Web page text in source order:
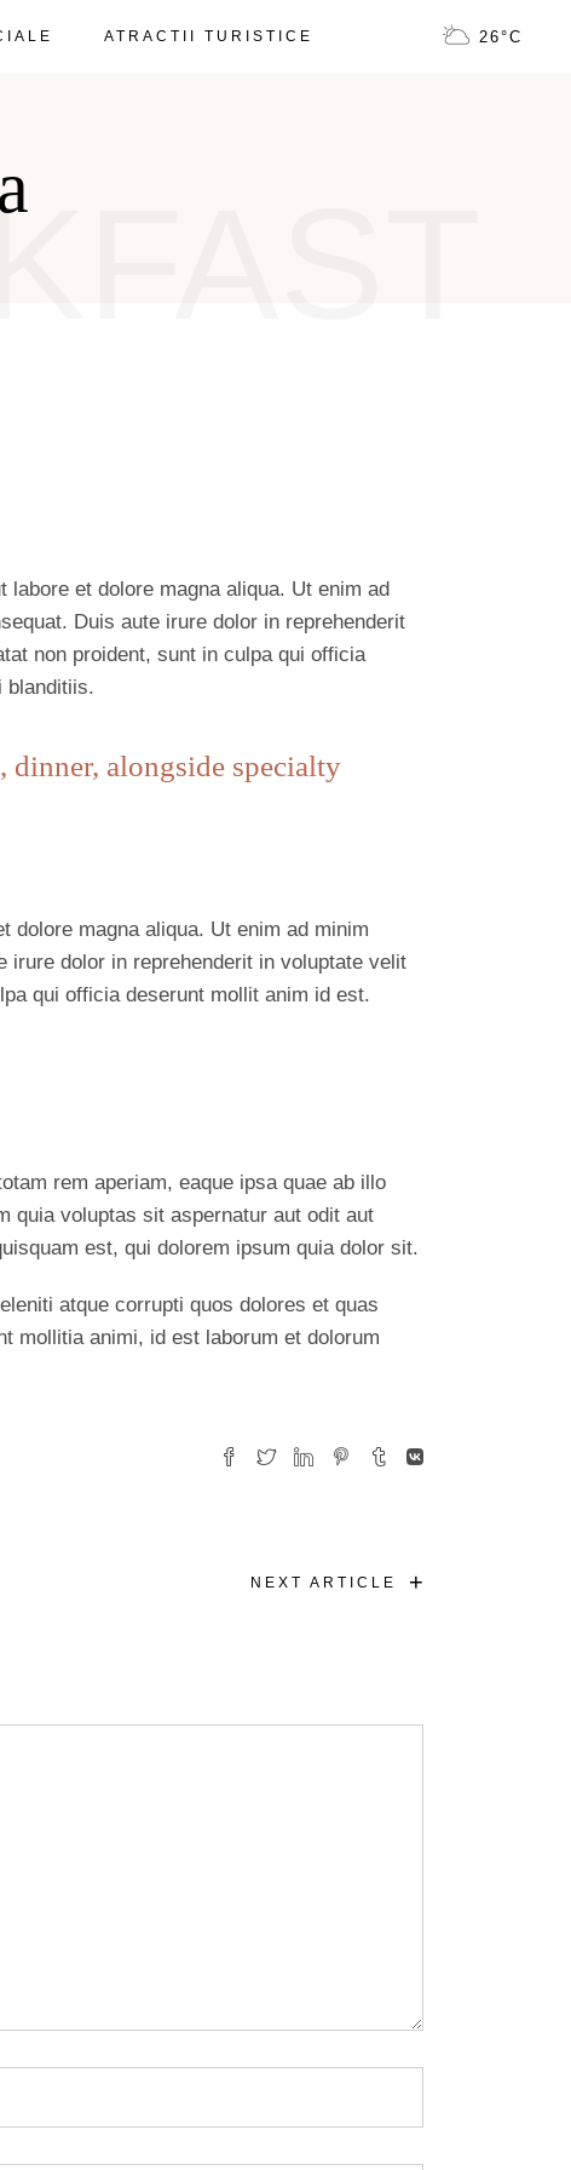
ATRACTII TURISTICE 26°C
et dolore magna aliqua. Ut enim ad
Duis aute irure dolor in reprehenderit
non proident, sunt in culpa qui officia
blanditiis.
dinner, alongside specialty
dolore magna aliqua. Ut enim ad minim
dolor in reprehenderit in voluptate velit
qui officia deserunt mollit anim id est.
rem aperiam, eaque ipsa quae ab illo
quia voluptas sit aspernatur aut odit aut
est, qui dolorem ipsum quia dolor sit.
atque corrupti quos dolores et quas
mollitia animi, id est laborum et dolorum
NEXT ARTICLE +